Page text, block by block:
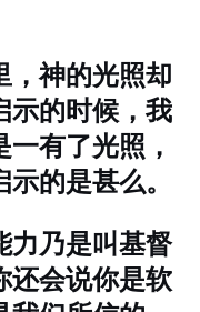
，神的光照却
示的时候，我
有了光照，
的是甚么。
力乃是叫基督
还会说你是软